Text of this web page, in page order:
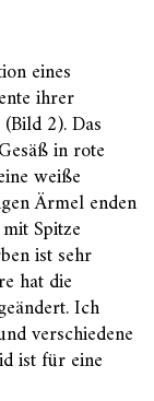
eines
ihrer
2). Das
in rote
weiße
Ärmel enden
Spitze
ist sehr
hat die
Ich
verschiedene
ist für eine